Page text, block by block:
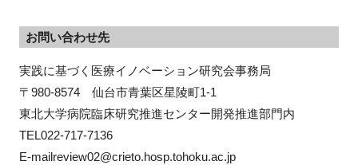
お問い合わせ先
実践に基づく医療イノベーション研究会事務局
〒980-8574　仙台市青葉区星陵町1-1
東北大学病院臨床研究推進センター開発推進部門内
TEL022-717-7136
E-mailreview02@crieto.hosp.tohoku.ac.jp